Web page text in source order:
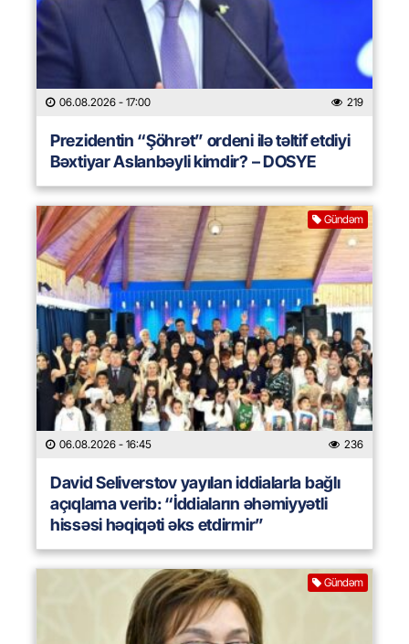
06.08.2026 - 17:00 219
Prezidentin “Şöhrət” ordeni ilə təltif etdiyi
Bəxtiyar Aslanbəyli kimdir? – DOSYE
Gündəm
06.08.2026 - 16:45 236
David Seliverstov yayılan iddialarla bağlı
açıqlama verib: “İddiaların əhəmiyyətli
hissəsi həqiqəti əks etdirmir”
Gündəm